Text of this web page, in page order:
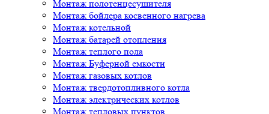
Монтаж полотенцесушителя
Монтаж бойлера косвенного нагрева
Монтаж котельной
Монтаж батарей отопления
Монтаж теплого пола
Монтаж Буферной емкости
Монтаж газовых котлов
Монтаж твердотопливного котла
Монтаж электрических котлов
Монтаж тепловых пунктов